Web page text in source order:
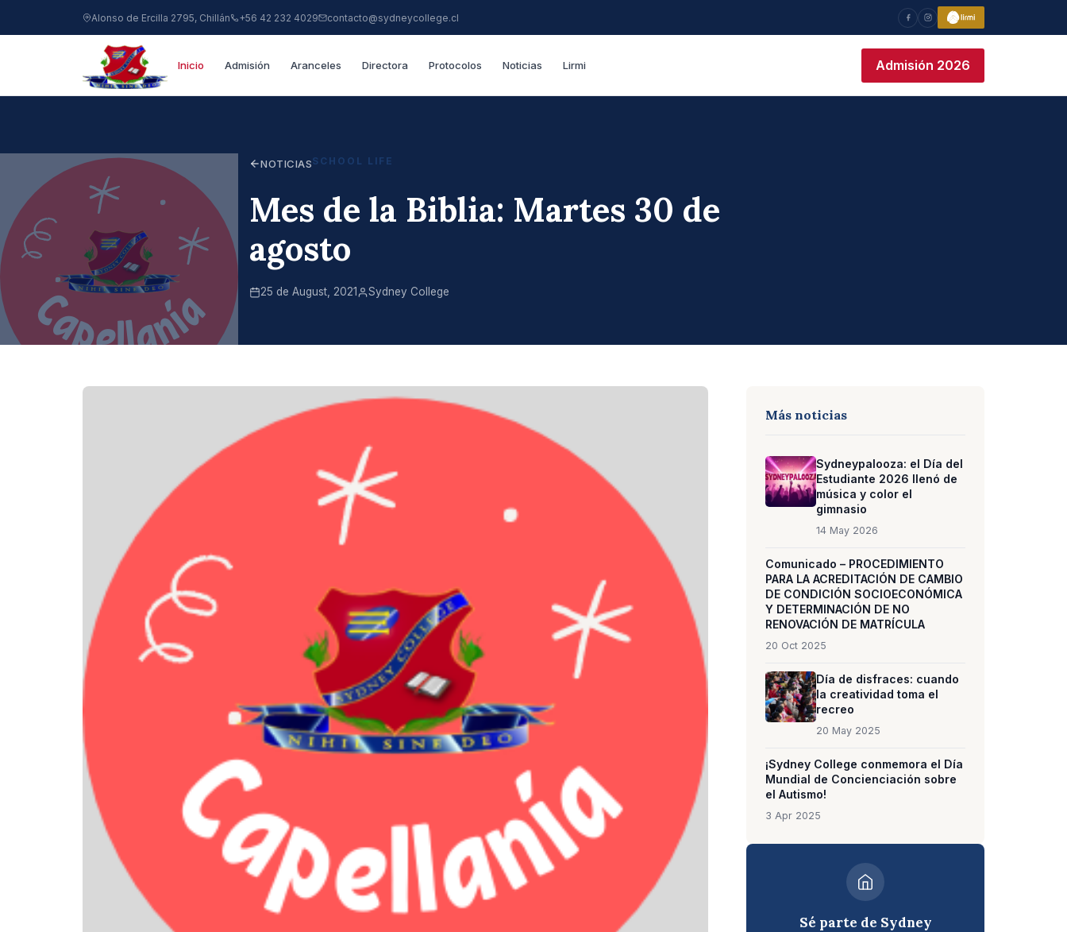
Alonso de Ercilla 2795, Chillán +56 42 232 4029 contacto@sydneycollege.cl
Inicio Admisión Aranceles Directora Protocolos Noticias Lirmi Admisión 2026
NOTICIASSCHOOL LIFE
Mes de la Biblia: Martes 30 de
agosto
25 de August, 2021 Sydney College
Más noticias
Sydneypalooza: el Día del
Estudiante 2026 llenó de
música y color el
gimnasio
14 May 2026
Comunicado – PROCEDIMIENTO
PARA LA ACREDITACIÓN DE CAMBIO
DE CONDICIÓN SOCIOECONÓMICA
Y DETERMINACIÓN DE NO
RENOVACIÓN DE MATRÍCULA
20 Oct 2025
Día de disfraces: cuando
la creatividad toma el
recreo
20 May 2025
¡Sydney College conmemora el Día
Mundial de Concienciación sobre
el Autismo!
3 Apr 2025
Sé parte de Sydney